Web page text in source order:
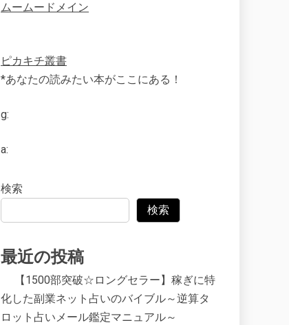
ムームードメイン
ピカキチ叢書
*あなたの読みたい本がここにある！
g:
a:
検索
検索
最近の投稿
【1500部突破☆ロングセラー】稼ぎに特
化した副業ネット占いのバイブル～逆算タ
ロット占いメール鑑定マニュアル～